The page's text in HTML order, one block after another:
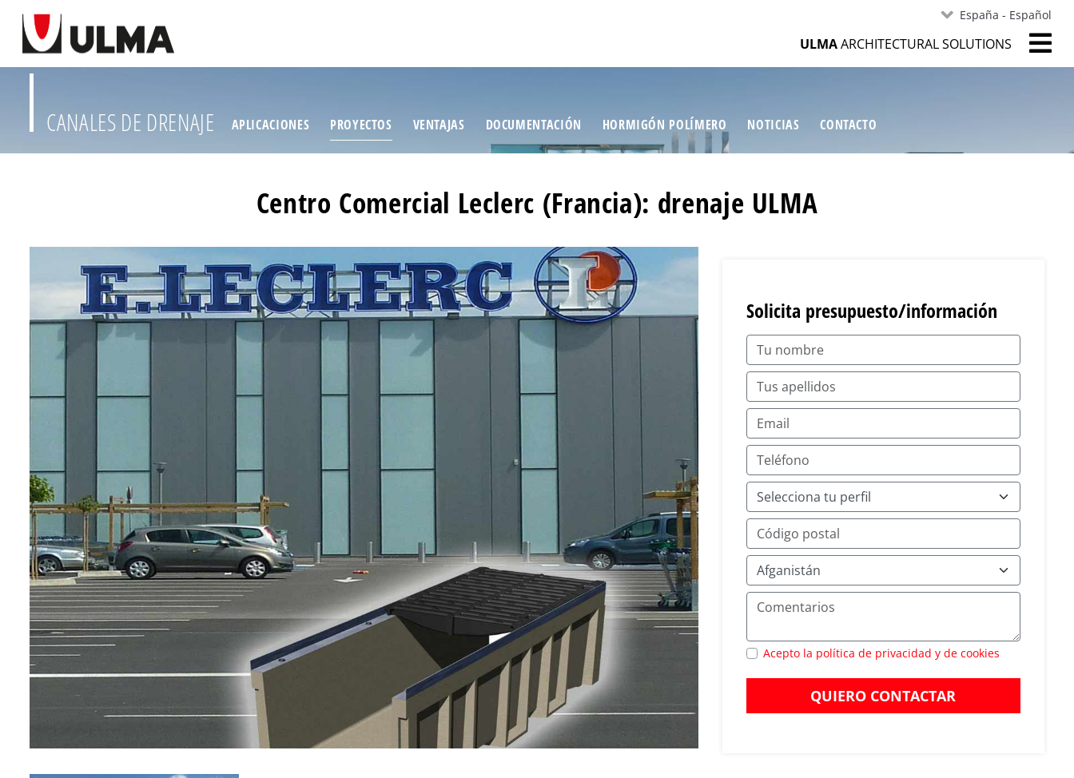
España - Español
ULMAARCHITECTURAL SOLUTIONS
CANALES DE DRENAJE APLICACIONES PROYECTOS VENTAJAS DOCUMENTACIÓN HORMIGÓN POLÍMERO NOTICIAS CONTACTO
Centro Comercial Leclerc (Francia): drenaje ULMA
Solicita presupuesto/información
Acepto la política de privacidad y de cookies
QUIERO CONTACTAR